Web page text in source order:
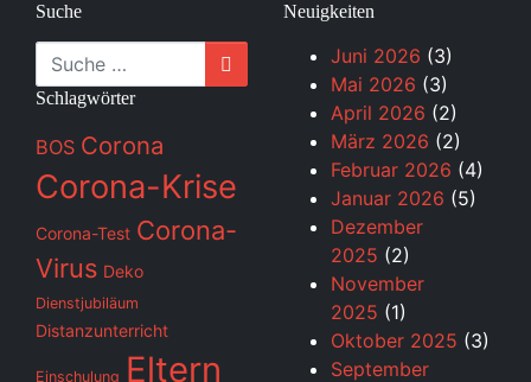
Suche
Suche
Schlagwörter
BOS Corona
Corona-Krise
Corona-Test Corona-
Virus Deko
Dienstjubiläum
Distanzunterricht
Einschulung Eltern
Neuigkeiten
Juni 2026 (3)
Mai 2026 (3)
April 2026 (2)
März 2026 (2)
Februar 2026 (4)
Januar 2026 (5)
Dezember
2025 (2)
November
2025 (1)
Oktober 2025 (3)
September